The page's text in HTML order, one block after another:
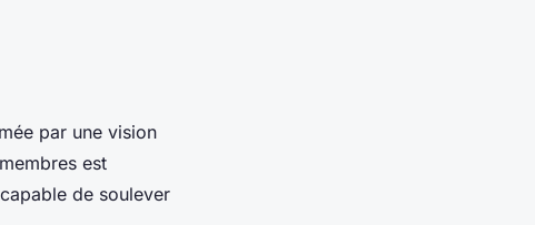
par une vision
est
de soulever